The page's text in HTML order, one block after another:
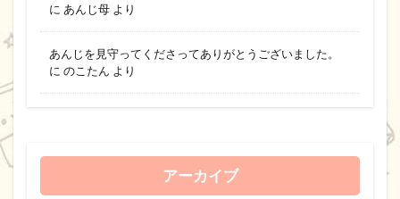
に あんじ母 より
あんじを見守ってくださってありがとうございました。
に のこたん より
アーカイブ